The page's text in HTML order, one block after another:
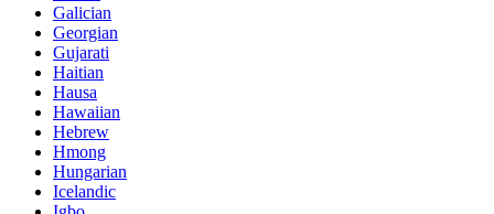
Galician
Georgian
Gujarati
Haitian
Hausa
Hawaiian
Hebrew
Hmong
Hungarian
Icelandic